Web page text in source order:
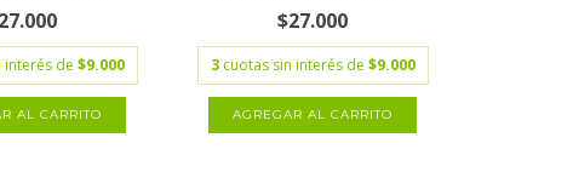
interés de $9.000
$27.000
3 cuotas sin interés de $9.000